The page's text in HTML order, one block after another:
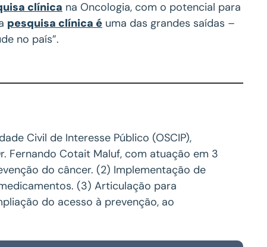
clínica na Oncologia, com o potencial para
pesquisa clínica é uma das grandes saídas –
no país”.
Civil de Interesse Público (OSCIP),
Fernando Cotait Maluf, com atuação em 3
do câncer. (2) Implementação de
(3) Articulação para
do acesso à prevenção, ao